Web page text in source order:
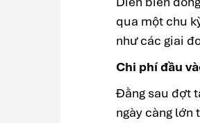
qua một chu
như các giai
Chi phí đầu
Đằng sau đợt
ngày càng lớn